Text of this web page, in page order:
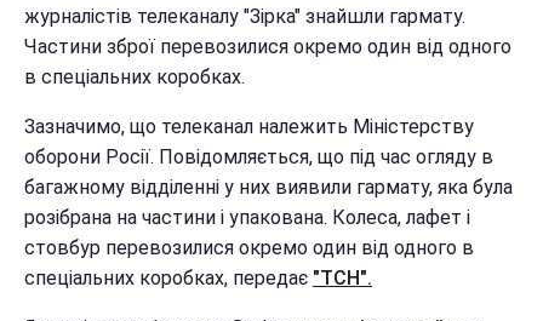
журналістів телеканалу "Зірка" знайшли гармату.
Частини зброї перевозилися окремо один від одного
в спеціальних коробках.
Зазначимо, що телеканал належить Міністерству
оборони Росії. Повідомляється, що під час огляду в
багажному відділенні у них виявили гармату, яка була
розібрана на частини і упакована. Колеса, лафет і
стовбур перевозилися окремо один від одного в
спеціальних коробках, передає "ТСН".